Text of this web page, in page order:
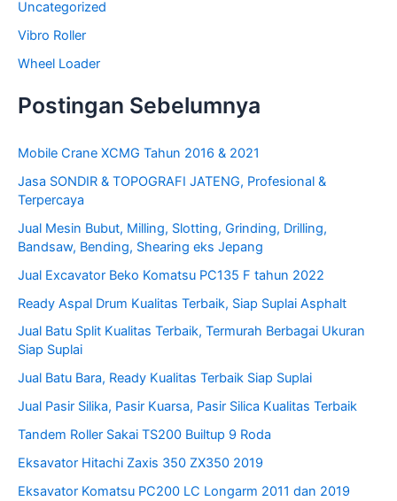
Uncategorized
Vibro Roller
Wheel Loader
Postingan Sebelumnya
Mobile Crane XCMG Tahun 2016 & 2021
Jasa SONDIR & TOPOGRAFI JATENG, Profesional &
Terpercaya
Jual Mesin Bubut, Milling, Slotting, Grinding, Drilling,
Bandsaw, Bending, Shearing eks Jepang
Jual Excavator Beko Komatsu PC135 F tahun 2022
Ready Aspal Drum Kualitas Terbaik, Siap Suplai Asphalt
Jual Batu Split Kualitas Terbaik, Termurah Berbagai Ukuran
Siap Suplai
Jual Batu Bara, Ready Kualitas Terbaik Siap Suplai
Jual Pasir Silika, Pasir Kuarsa, Pasir Silica Kualitas Terbaik
Tandem Roller Sakai TS200 Builtup 9 Roda
Eksavator Hitachi Zaxis 350 ZX350 2019
Eksavator Komatsu PC200 LC Longarm 2011 dan 2019